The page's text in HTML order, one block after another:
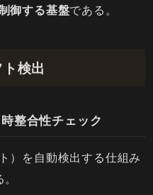
御する基盤である。
検出
整合性チェック
）を自動検出する仕組み